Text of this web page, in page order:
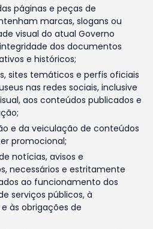
páginas e peças de
marcas, slogans ou
visual do atual Governo
dos documentos
e históricos;
sites temáticos e perfis oficiais
nas redes sociais, inclusive
aos conteúdos publicados e
e da veiculação de conteúdos
promocional;
notícias, avisos e
necessários e estritamente
ao funcionamento dos
serviços públicos, à
às obrigações de